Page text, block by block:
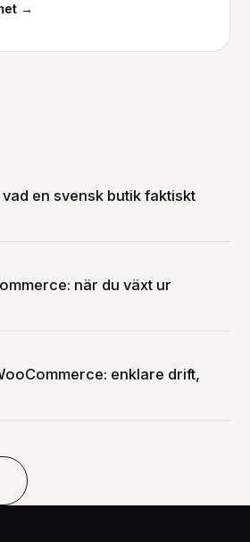
→
en svensk butik faktiskt
när du växt ur
enklare drift,